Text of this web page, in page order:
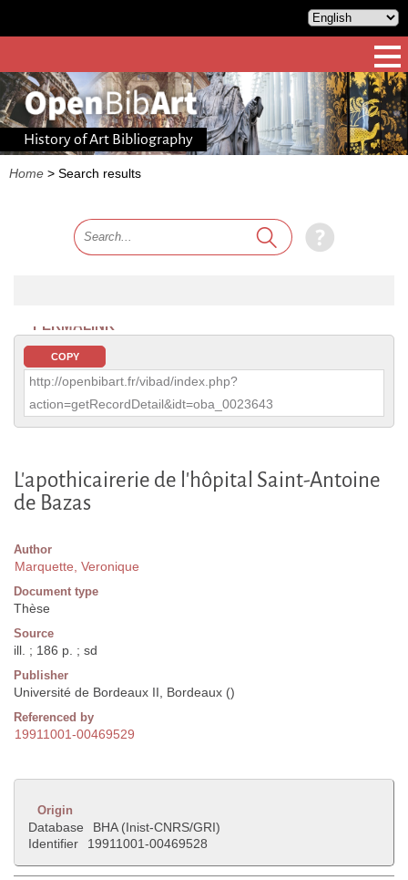
History of Art Bibliography
Home > Search results
PERMALINK
COPY
http://openbibart.fr/vibad/index.php?
action=getRecordDetail&idt=oba_0023643
L'apothicairerie de l'hôpital Saint-Antoine
de Bazas
Author
Marquette, Veronique
Document type
Thèse
Source
ill. ; 186 p. ; sd
Publisher
Université de Bordeaux II, Bordeaux ()
Referenced by
19911001-00469529
Origin
Database
BHA (Inist-CNRS/GRI)
Identifier
19911001-00469528